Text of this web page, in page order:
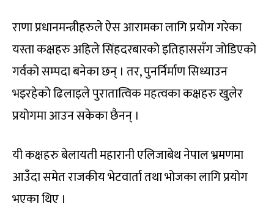
राणा प्रधानमन्त्रीहरुले ऐस आरामका लागि प्रयोग गरेका
यस्ता कक्षहरु अहिले सिंहदरबारको इतिहाससँग जोडिएको
गर्वको सम्पदा बनेका छन् । तर, पुनर्निर्माण सिध्याउन
भइरहेको ढिलाइले पुरातात्विक महत्वका कक्षहरु खुलेर
प्रयोगमा आउन सकेका छैनन् ।
यी कक्षहरु बेलायती महारानी एलिजाबेथ नेपाल भ्रमणमा
आउँदा समेत राजकीय भेटवार्ता तथा भोजका लागि प्रयोग
भएका थिए ।